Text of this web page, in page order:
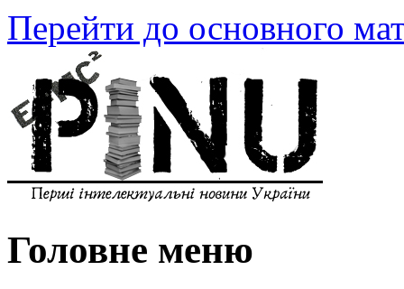
Перейти до основного
Головне меню